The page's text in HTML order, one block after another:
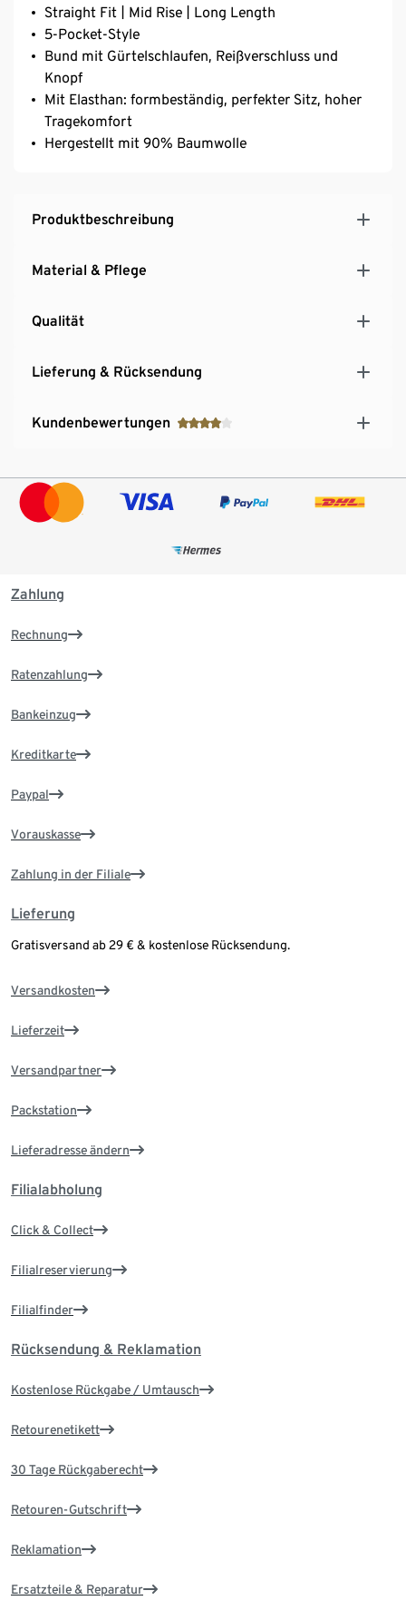
Straight Fit | Mid Rise | Long Length
5-Pocket-Style
Bund mit Gürtelschlaufen, Reißverschluss und
Knopf
Mit Elasthan: formbeständig, perfekter Sitz, hoher
Tragekomfort
Hergestellt mit 90% Baumwolle
Produktbeschreibung
Material & Pflege
Qualität
Lieferung & Rücksendung
Kundenbewertungen
Zahlung
Rechnung
Ratenzahlung
Bankeinzug
Kreditkarte
Paypal
Vorauskasse
Zahlung in der Filiale
Lieferung
Gratisversand ab 29 € & kostenlose Rücksendung.
Versandkosten
Lieferzeit
Versandpartner
Packstation
Lieferadresse ändern
Filialabholung
Click & Collect
Filialreservierung
Filialfinder
Rücksendung & Reklamation
Kostenlose Rückgabe / Umtausch
Retourenetikett
30 Tage Rückgaberecht
Retouren-Gutschrift
Reklamation
Ersatzteile & Reparatur